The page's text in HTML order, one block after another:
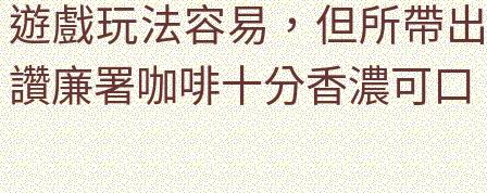
遊戲玩法容易，但所帶
讚廉署咖啡十分香濃可口